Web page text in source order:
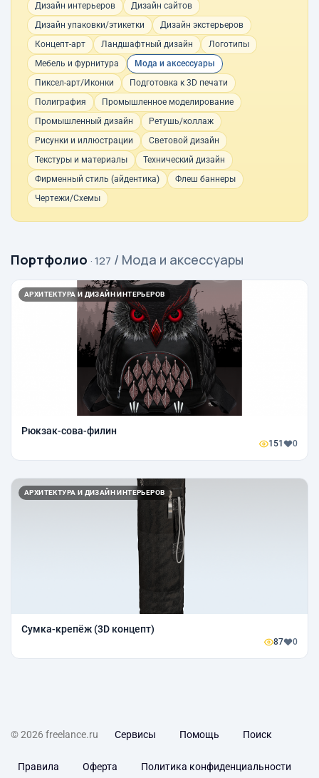
Дизайн интерьеров
Дизайн сайтов
Дизайн упаковки/этикетки
Дизайн экстерьеров
Концепт-арт
Ландшафтный дизайн
Логотипы
Мебель и фурнитура
Мода и аксессуары
Пиксел-арт/Иконки
Подготовка к 3D печати
Полиграфия
Промышленное моделирование
Промышленный дизайн
Ретушь/коллаж
Рисунки и иллюстрации
Световой дизайн
Текстуры и материалы
Технический дизайн
Фирменный стиль (айдентика)
Флеш баннеры
Чертежи/Схемы
Портфолио · 127 / Мода и аксессуары
АРХИТЕКТУРА И ДИЗАЙН ИНТЕРЬЕРОВ
Рюкзак-сова-филин
151 0
АРХИТЕКТУРА И ДИЗАЙН ИНТЕРЬЕРОВ
Сумка-крепёж (3D концепт)
87 0
© 2026 freelance.ru Сервисы Помощь Поиск
Правила Оферта Политика конфиденциальности